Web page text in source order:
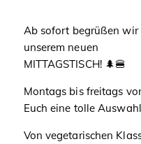
Ab sofort begrüßen wir
unserem neuen
MITTAGSTISCH! 🌲🍔
Montags bis freitags
Euch eine tolle
Von vegetarischen